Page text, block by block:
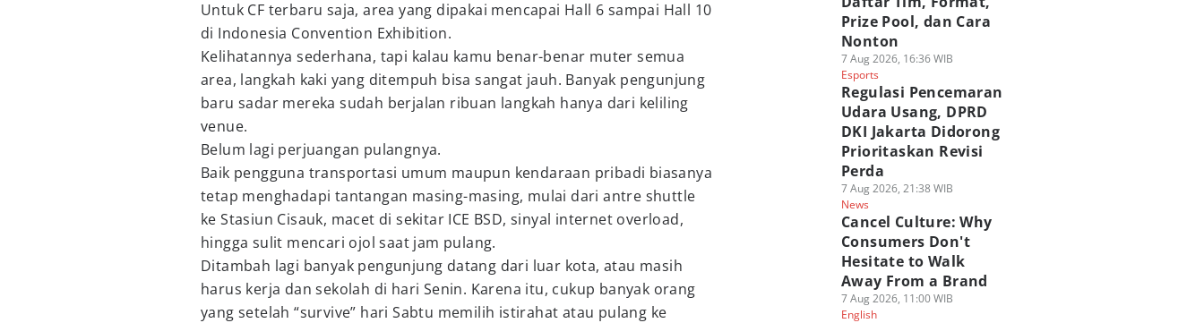
Untuk CF terbaru saja, area yang dipakai mencapai Hall 6 sampai Hall 10
di Indonesia Convention Exhibition.
Kelihatannya sederhana, tapi kalau kamu benar-benar muter semua
area, langkah kaki yang ditempuh bisa sangat jauh. Banyak pengunjung
baru sadar mereka sudah berjalan ribuan langkah hanya dari keliling
venue.
Belum lagi perjuangan pulangnya.
Baik pengguna transportasi umum maupun kendaraan pribadi biasanya
tetap menghadapi tantangan masing-masing, mulai dari antre shuttle
ke Stasiun Cisauk, macet di sekitar ICE BSD, sinyal internet overload,
hingga sulit mencari ojol saat jam pulang.
Ditambah lagi banyak pengunjung datang dari luar kota, atau masih
harus kerja dan sekolah di hari Senin. Karena itu, cukup banyak orang
yang setelah “survive” hari Sabtu memilih istirahat atau pulang ke
Prize Pool, dan Cara
Nonton
7 Aug 2026, 16:36 WIB
Esports
Regulasi Pencemaran
Udara Usang, DPRD
DKI Jakarta Didorong
Prioritaskan Revisi
Perda
7 Aug 2026, 21:38 WIB
News
Cancel Culture: Why
Consumers Don't
Hesitate to Walk
Away From a Brand
7 Aug 2026, 11:00 WIB
English